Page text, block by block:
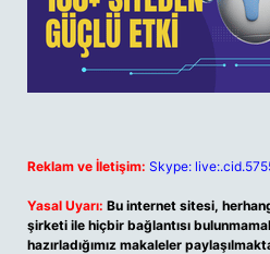
Reklam ve İletişim: Skype:
Yasal Uyarı: Bu internet sitesi,
şirketi ile hiçbir bağlantısı
hazırladığımız makaleler